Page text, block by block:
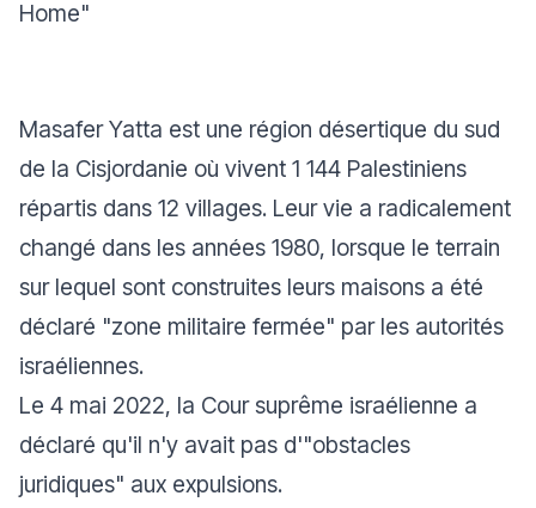
Home"
Masafer Yatta est une région désertique du sud
de la Cisjordanie où vivent 1 144 Palestiniens
répartis dans 12 villages. Leur vie a radicalement
changé dans les années 1980, lorsque le terrain
sur lequel sont construites leurs maisons a été
déclaré "zone militaire fermée" par les autorités
israéliennes.
Le 4 mai 2022, la Cour suprême israélienne a
déclaré qu'il n'y avait pas d'"obstacles
juridiques" aux expulsions.